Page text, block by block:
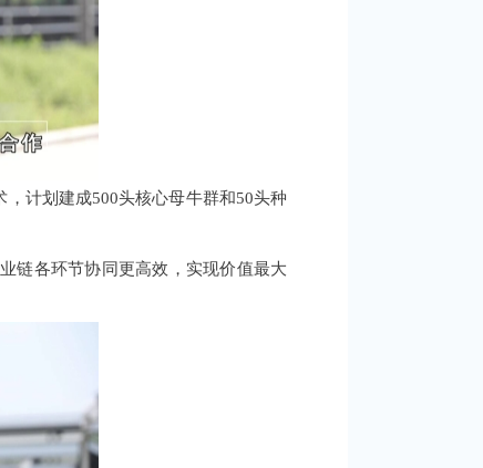
计划建成500头核心母牛群和50头种
链各环节协同更高效，实现价值最大